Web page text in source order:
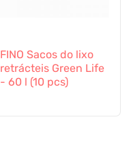
FINO Sacos do lixo
retrácteis Green Life
- 60 l (10 pcs)